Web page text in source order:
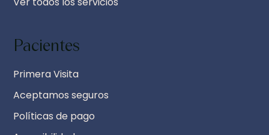
Pacientes
Primera Visita
Aceptamos seguros
Políticas de pago